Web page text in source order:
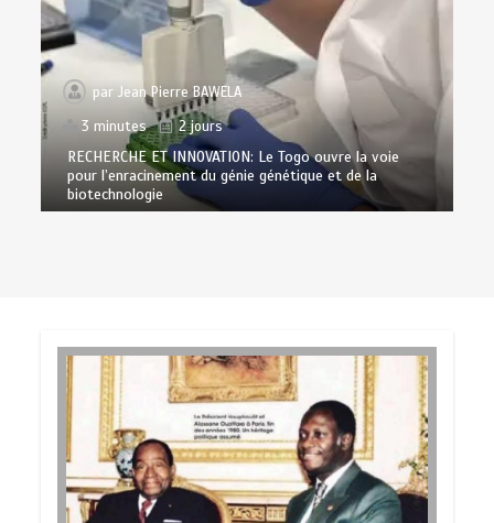
parJean Pierre BAWELA
3 minutes
2 jours
RECHERCHE ET INNOVATION: Le Togo ouvre la voie
pour l’enracinement du génie génétique et de la
biotechnologie